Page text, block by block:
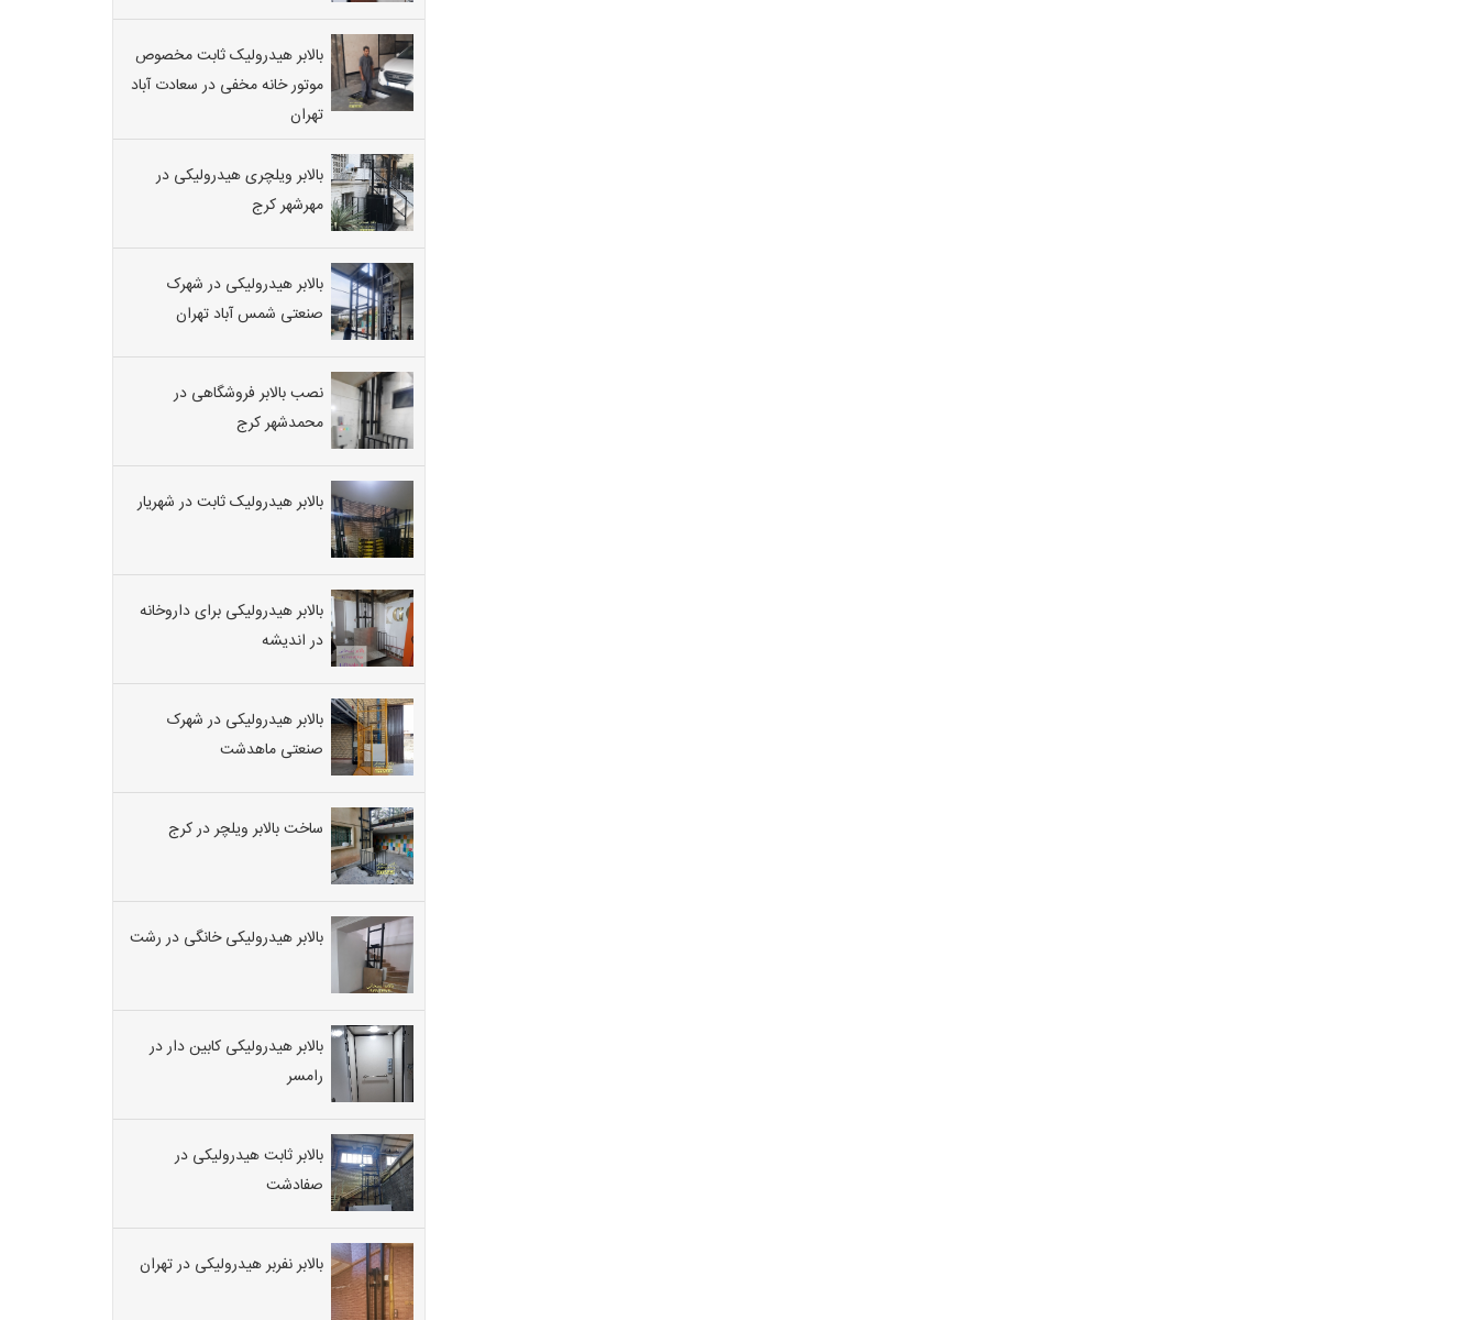
بالابر هیدرولیک ثابت مخصوص
موتور خانه مخفی در سعادت آباد
تهران
بالابر ویلچری هیدرولیکی در
مهرشهر کرج
بالابر هیدرولیکی در شهرک
صنعتی شمس آباد تهران
نصب بالابر فروشگاهی در
محمدشهر کرج
بالابر هیدرولیک ثابت در شهریار
بالابر هیدرولیکی برای داروخانه
در اندیشه
بالابر هیدرولیکی در شهرک
صنعتی ماهدشت
ساخت بالابر ویلچر در کرج
بالابر هیدرولیکی خانگی در رشت
بالابر هیدرولیکی کابین دار در
رامسر
بالابر ثابت هیدرولیکی در
صفادشت
بالابر نفربر هیدرولیکی در تهران